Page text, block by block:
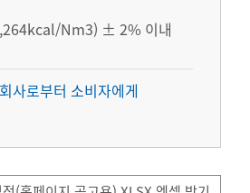
Nm3) ± 2% 이내
사로부터 소비자에게